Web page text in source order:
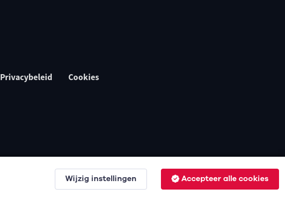
Privacybeleid Cookies
Wijzig instellingen Accepteer alle cookies